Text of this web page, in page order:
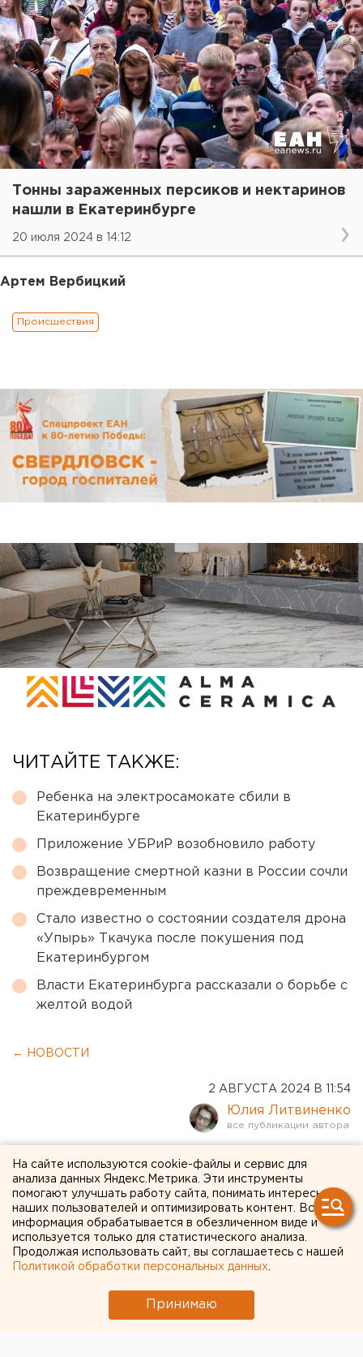
Тонны зараженных персиков и нектаринов
нашли в Екатеринбурге
20 июля 2024 в 14:12
Артем Вербицкий
Происшествия
ЧИТАЙТЕ ТАКЖЕ:
Ребенка на электросамокате сбили в
Екатеринбурге
Приложение УБРиР возобновило работу
Возвращение смертной казни в России сочли
преждевременным
Стало известно о состоянии создателя дрона
«Упырь» Ткачука после покушения под
Екатеринбургом
Власти Екатеринбурга рассказали о борьбе с
желтой водой
← НОВОСТИ
2 АВГУСТА 2024 В 11:54
Юлия Литвиненко
Россияне предпочитают
открывать короткие
вклады
На сайте используются cookie-файлы и сервис для
анализа данных Яндекс.Метрика. Эти инструменты
помогают улучшать работу сайта, понимать интересы
наших пользователей и оптимизировать контент. Вся
информация обрабатывается в обезличенном виде и
используется только для статистического анализа.
Продолжая использовать сайт, вы соглашаетесь с нашей
Политикой обработки персональных данных
Принимаю